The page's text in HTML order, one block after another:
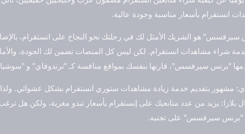
انستقرام بأسعار مناسبة وجودة عالية.
سيرفسس" هو الشريك الأمثل لك في رحلتك نحو النجاح على انستقرام،
شراء مشاهدات انستقرام. لكن ليس كل المنصات تضمن لك الجودة،
"برنس سيرفسس"، قارنها بنفسك بمواقع منافسة كـ "ترندوفاي" و
مشهور بتقديم خدمة زيادة مشاهدات ستوري انستقرام بشكل عشوائي.
بلازا: يزيد من عدد متابعيك على إنستقرام بأسعار تبدو مغرية، ولكن هل
سيرفسس" على تجنبه.